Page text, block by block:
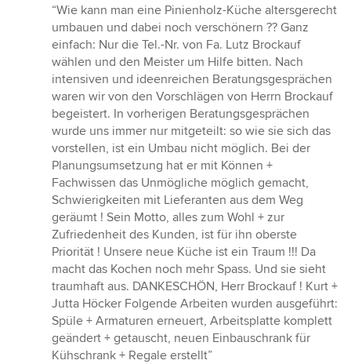
Bewertung:
5
von
5
Sternen
“Wie kann man eine Pinienholz-Küche altersgerecht
umbauen und dabei noch verschönern ?? Ganz
einfach: Nur die Tel.-Nr. von Fa. Lutz Brockauf
wählen und den Meister um Hilfe bitten. Nach
intensiven und ideenreichen Beratungsgesprächen
waren wir von den Vorschlägen von Herrn Brockauf
begeistert. In vorherigen Beratungsgesprächen
wurde uns immer nur mitgeteilt: so wie sie sich das
vorstellen, ist ein Umbau nicht möglich. Bei der
Planungsumsetzung hat er mit Können +
Fachwissen das Unmögliche möglich gemacht,
Schwierigkeiten mit Lieferanten aus dem Weg
geräumt ! Sein Motto, alles zum Wohl + zur
Zufriedenheit des Kunden, ist für ihn oberste
Priorität ! Unsere neue Küche ist ein Traum !!! Da
macht das Kochen noch mehr Spass. Und sie sieht
traumhaft aus. DANKESCHÖN, Herr Brockauf ! Kurt +
Jutta Höcker Folgende Arbeiten wurden ausgeführt:
Spüle + Armaturen erneuert, Arbeitsplatte komplett
geändert + getauscht, neuen Einbauschrank für
Kühschrank + Regale erstellt”